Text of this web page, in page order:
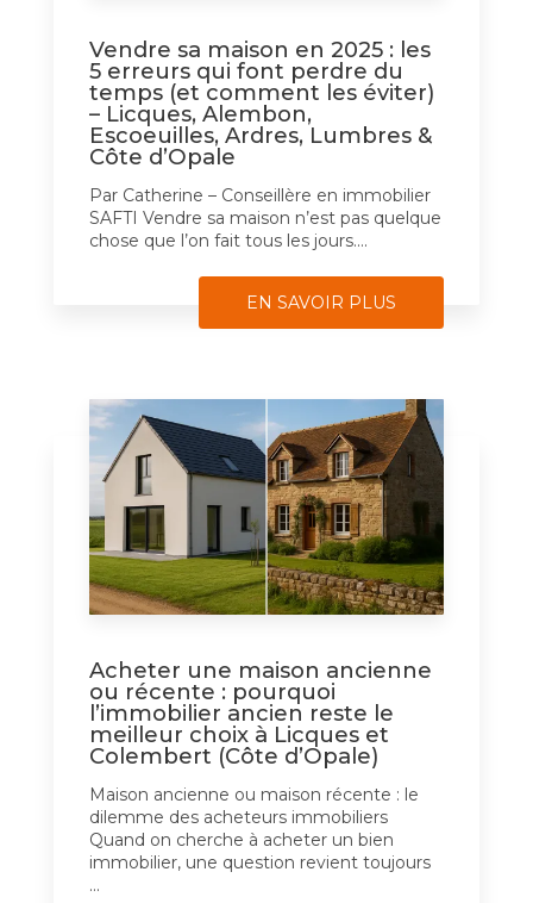
Vendre sa maison en 2025 : les
5 erreurs qui font perdre du
temps (et comment les éviter)
– Licques, Alembon,
Escoeuilles, Ardres, Lumbres &
Côte d’Opale
Par Catherine – Conseillère en immobilier
SAFTI Vendre sa maison n’est pas quelque
chose que l’on fait tous les jours....
EN SAVOIR PLUS
Acheter une maison ancienne
ou récente : pourquoi
l’immobilier ancien reste le
meilleur choix à Licques et
Colembert (Côte d’Opale)
Maison ancienne ou maison récente : le
dilemme des acheteurs immobiliers
Quand on cherche à acheter un bien
immobilier, une question revient toujours
...